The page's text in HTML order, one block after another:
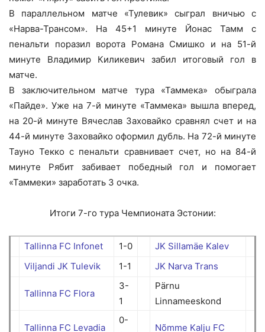
В параллельном матче «Тулевик» сыграл вничью с
«Нарва-Трансом». На 45+1 минуте Йонас Тамм с
пенальти поразил ворота Романа Смишко и на 51-й
минуте Владимир Киликевич забил итоговый гол в
матче.
В заключительном матче тура «Таммека» обыграла
«Пайде». Уже на 7-й минуте «Таммека» вышла вперед,
на 20-й минуте Вячеслав Заховайко сравнял счет и на
44-й минуте Заховайко оформил дубль. На 72-й минуте
Тауно Текко с пенальти сравнивает счет, но на 84-й
минуте Рябит забивает победный гол и помогает
«Таммеки» заработать 3 очка.
Итоги 7-го тура Чемпионата Эстонии:
Tallinna FC Infonet 1-0
JK Sillamäe Kalev
Viljandi JK Tulevik
1-1 JK Narva Trans
Tallinna FC Flora
3-
1
Pärnu
Linnameeskond
Tallinna FC Levadia
0-
Nõmme Kalju FC